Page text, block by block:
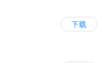
下载